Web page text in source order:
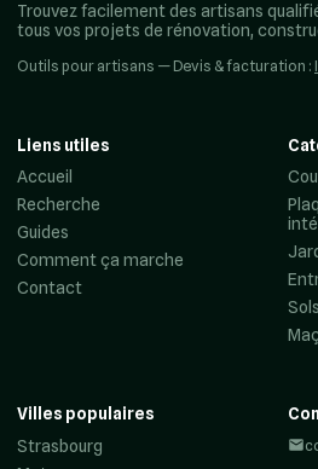
Trouvez facilement des artisans
tous vos projets de rénovation,
Outils pour artisans — Devis & facturation :
Liens utiles
Accueil
Recherche
Guides
Comment ça marche
Contact
Villes populaires
Strasbourg